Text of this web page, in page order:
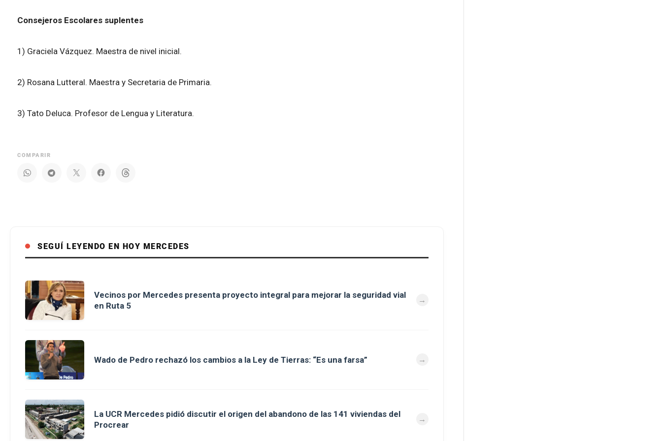
Consejeros Escolares suplentes
1) Graciela Vázquez. Maestra de nivel inicial.
2) Rosana Lutteral. Maestra y Secretaria de Primaria.
3) Tato Deluca. Profesor de Lengua y Literatura.
COMPARIR
SEGUÍ LEYENDO EN HOY MERCEDES
Vecinos por Mercedes presenta proyecto integral para mejorar la seguridad vial
en Ruta 5
Wado de Pedro rechazó los cambios a la Ley de Tierras: “Es una farsa”
La UCR Mercedes pidió discutir el origen del abandono de las 141 viviendas del
Procrear